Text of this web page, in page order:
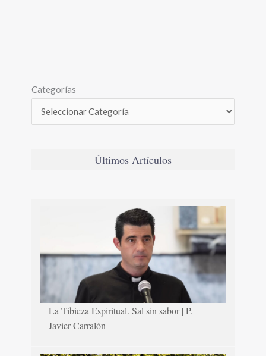
Categorías
Últimos Artículos
La Tibieza Espiritual. Sal sin sabor | P.
Javier Carralón